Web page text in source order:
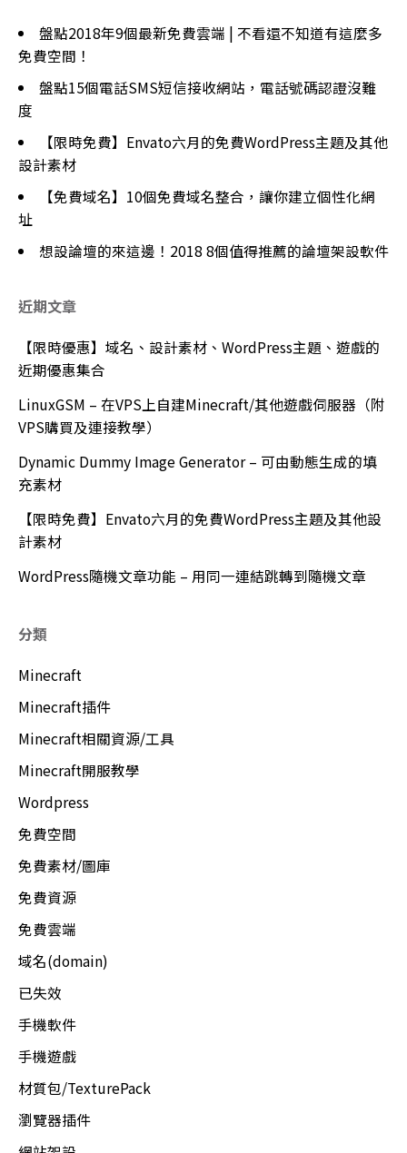
盤點2018年9個最新免費雲端 | 不看還不知道有這麼多
免費空間！
盤點15個電話SMS短信接收網站，電話號碼認證沒難
度
【限時免費】Envato六月的免費WordPress主題及其他
設計素材
【免費域名】10個免費域名整合，讓你建立個性化網
址
想設論壇的來這邊！2018 8個值得推薦的論壇架設軟件
近期文章
【限時優惠】域名、設計素材、WordPress主題、遊戲的
近期優惠集合
LinuxGSM – 在VPS上自建Minecraft/其他遊戲伺服器（附
VPS購買及連接教學）
Dynamic Dummy Image Generator – 可由動態生成的填
充素材
【限時免費】Envato六月的免費WordPress主題及其他設
計素材
WordPress隨機文章功能 – 用同一連結跳轉到隨機文章
分類
Minecraft
Minecraft插件
Minecraft相關資源/工具
Minecraft開服教學
Wordpress
免費空間
免費素材/圖庫
免費資源
免費雲端
域名(domain)
已失效
手機軟件
手機遊戲
材質包/TexturePack
瀏覽器插件